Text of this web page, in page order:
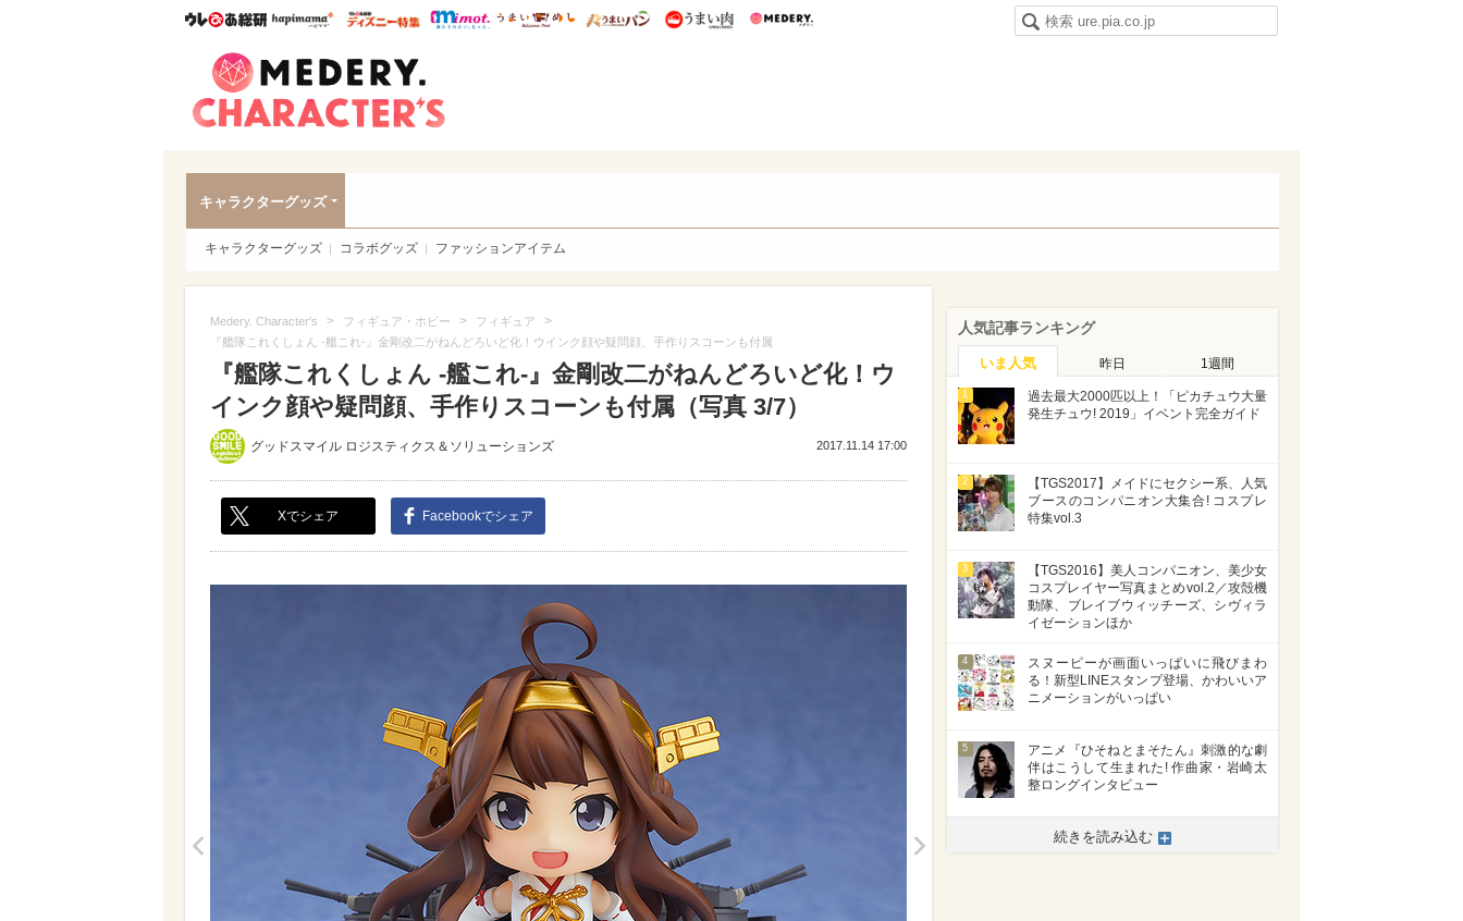
ウレぴあ総研ハピママ* ウレぴあ総研 ディズニー特集
mimot. うまいめし うまいパン うまい肉
キャラクターグッズ
キャラクターグッズ コラボグッズ ファッションアイテム
Medery. Character's > フィギュア・ホビー > フィギュア >
『艦隊これくしょん -艦これ-』金剛改二がねんどろいど化！ウインク顔や疑問顔、手作りスコーンも付属
『艦隊これくしょん -艦これ-』金剛改二がねんどろいど化！ウ
インク顔や疑問顔、手作りスコーンも付属（写真 3/7）
グッドスマイル ロジスティクス＆ソリューションズ 2017.11.14 17:00
Xでシェア Facebookでシェア
人気記事ランキング
いま人気 昨日 1週間
1
過去最大2000匹以上！「ピカチュウ大量
発生チュウ! 2019」イベント完全ガイド
2
【TGS2017】メイドにセクシー系、人気
ブースのコンパニオン大集合! コスプレ
特集vol.3
3
【TGS2016】美人コンパニオン、美少女
コスプレイヤー写真まとめvol.2／攻殻機
動隊、ブレイブウィッチーズ、シヴィラ
イゼーションほか
4
スヌーピーが画面いっぱいに飛びまわ
る！新型LINEスタンプ登場、かわいいア
ニメーションがいっぱい
5
アニメ『ひそねとまそたん』刺激的な劇
伴はこうして生まれた! 作曲家・岩崎太
整ロングインタビュー
続きを読み込む